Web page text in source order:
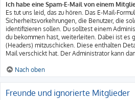
Ich habe eine Spam-E-Mail von einem
Es tut uns leid, das zu hören. Das E-Mail-
Sicherheitsvorkehrungen, die Benutzer, die
identifizieren sollen. Du solltest einem
du bekommen hast, weiterleiten. Dabei ist es
(Headers) mitzuschicken. Diese enthalten
Mail verschickt hat. Der Administrator kann
Nach oben
Freunde und ignorierte Mitglieder